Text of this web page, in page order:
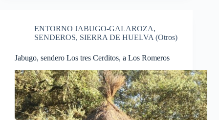
ENTORNO JABUGO-GALAROZA,
SENDEROS, SIERRA DE HUELVA (Otros)
Jabugo, sendero Los tres Cerditos, a Los Romeros